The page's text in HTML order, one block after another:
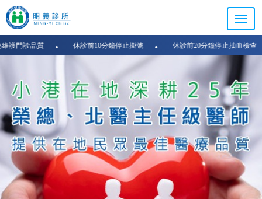
質 休診前10分鐘停止掛號 休診前20分鐘停止抽血檢查